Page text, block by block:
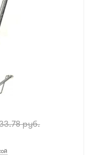
руб.